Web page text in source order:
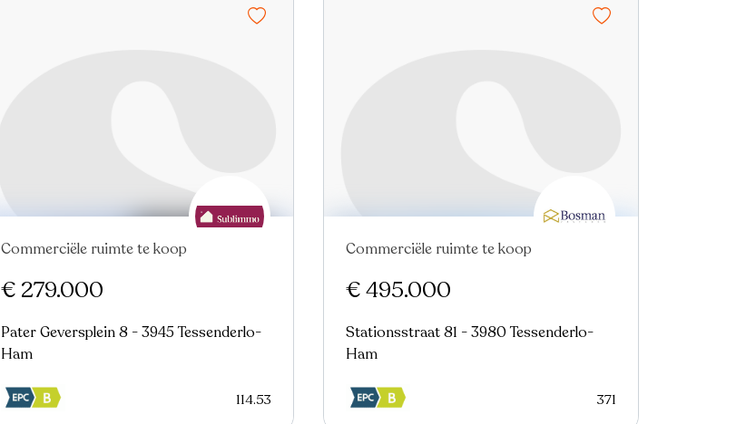
Commerciële ruimte te koop
€ 279.000
Pater Geversplein 8 - 3945 Tessenderlo-
Ham
114.53
Commerciële ruimte te koop
€ 495.000
Stationsstraat 81 - 3980 Tessenderlo-
Ham
371